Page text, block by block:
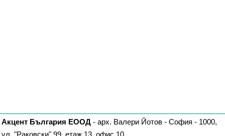
Акцент България ЕООД - арх. Валери Йотов - София - 1000,
ул. "Раковски" 99, етаж 13, офис 10